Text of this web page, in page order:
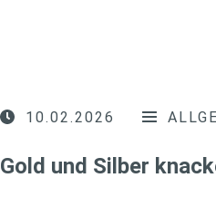
10.02.2026
Gold und Silber